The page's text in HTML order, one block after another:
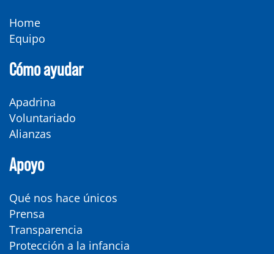
Home
Equipo
Cómo ayudar
Apadrina
Voluntariado
Alianzas
Apoyo
Qué nos hace únicos
Prensa
Transparencia
Protección a la infancia